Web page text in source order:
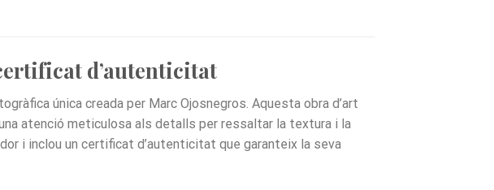
d’autenticitat
única creada per Marc Ojosnegros. Aquesta obra d’art
atenció meticulosa als detalls per ressaltar la textura i la
i inclou un certificat d’autenticitat que garanteix la seva